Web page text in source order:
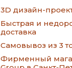
3D дизайн-
Быстрая и
доставка
Самовывоз из 3
Фирменный